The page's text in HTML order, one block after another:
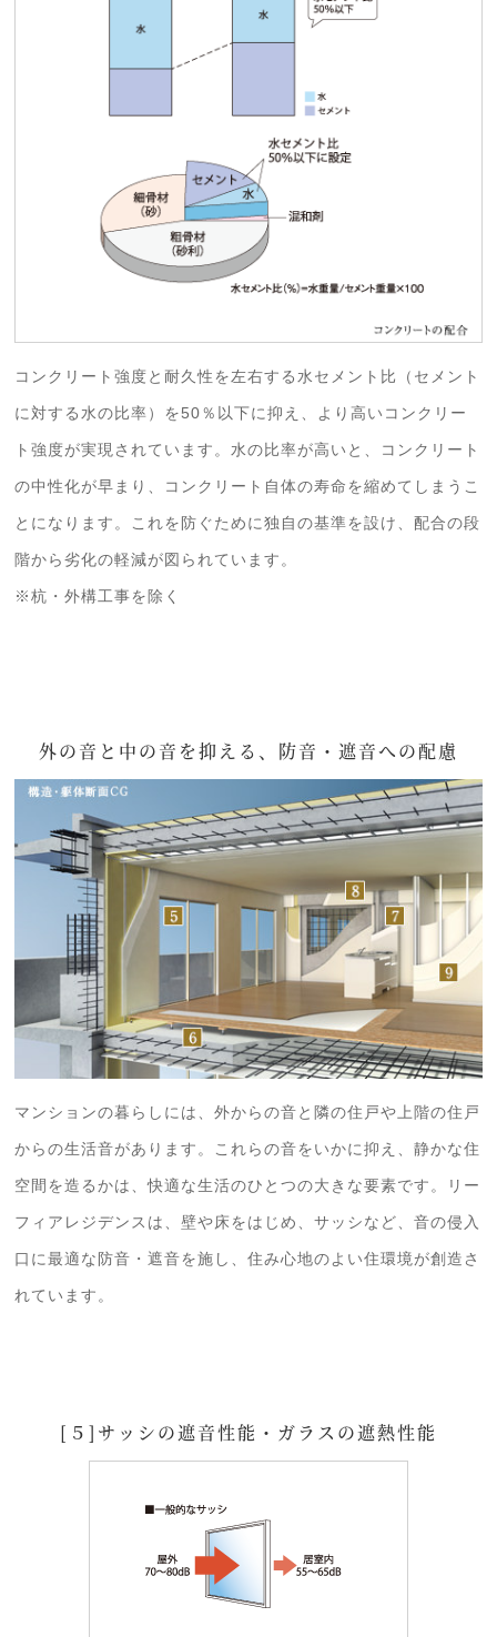
コンクリート強度と耐久性を左右する水セメント比（セメント
に対する水の比率）を50％以下に抑え、より高いコンクリー
ト強度が実現されています。水の比率が高いと、コンクリート
の中性化が早まり、コンクリート自体の寿命を縮めてしまうこ
とになります。これを防ぐために独自の基準を設け、配合の段
階から劣化の軽減が図られています。
※杭・外構工事を除く
外の音と中の音を抑える、防音・遮音への配慮
マンションの暮らしには、外からの音と隣の住戸や上階の住戸
からの生活音があります。これらの音をいかに抑え、静かな住
空間を造るかは、快適な生活のひとつの大きな要素です。リー
フィアレジデンスは、壁や床をはじめ、サッシなど、音の侵入
口に最適な防音・遮音を施し、住み心地のよい住環境が創造さ
れています。
[５]サッシの遮音性能・ガラスの遮熱性能